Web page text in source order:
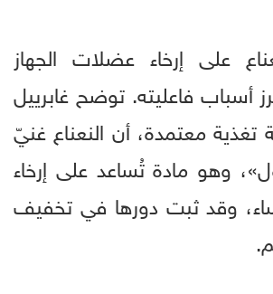
على إرخاء عضلات الجهاز
أسباب فاعليته. توضح غابرييل
تغذية معتمدة، أن النعناع غنيّ
وهو مادة تُساعد على إرخاء
وقد ثبت دورها في تخفيف